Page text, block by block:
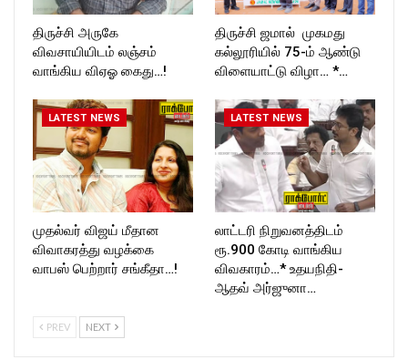
திருச்சி அருகே
விவசாயியிடம் லஞ்சம்
வாங்கிய விஏஓ கைது…!
திருச்சி ஜமால் முகமது
கல்லூரியில் 75-ம் ஆண்டு
விளையாட்டு விழா… *…
LATEST NEWS
முதல்வர் விஜய் மீதான
விவாகரத்து வழக்கை
வாபஸ் பெற்றார் சங்கீதா…!
LATEST NEWS
லாட்டரி நிறுவனத்திடம்
ரூ.900 கோடி வாங்கிய
விவகாரம்…* உதயநிதி-
ஆதவ் அர்ஜுனா…
PREV NEXT